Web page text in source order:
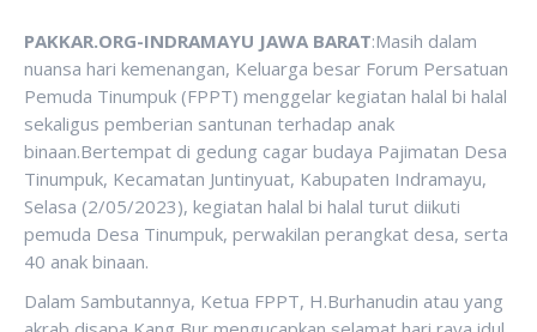
PAKKAR.ORG-INDRAMAYU JAWA BARAT:Masih dalam
nuansa hari kemenangan, Keluarga besar Forum Persatuan
Pemuda Tinumpuk (FPPT) menggelar kegiatan halal bi halal
sekaligus pemberian santunan terhadap anak
binaan.Bertempat di gedung cagar budaya Pajimatan Desa
Tinumpuk, Kecamatan Juntinyuat, Kabupaten Indramayu,
Selasa (2/05/2023), kegiatan halal bi halal turut diikuti
pemuda Desa Tinumpuk, perwakilan perangkat desa, serta
40 anak binaan.
Dalam Sambutannya, Ketua FPPT, H.Burhanudin atau yang